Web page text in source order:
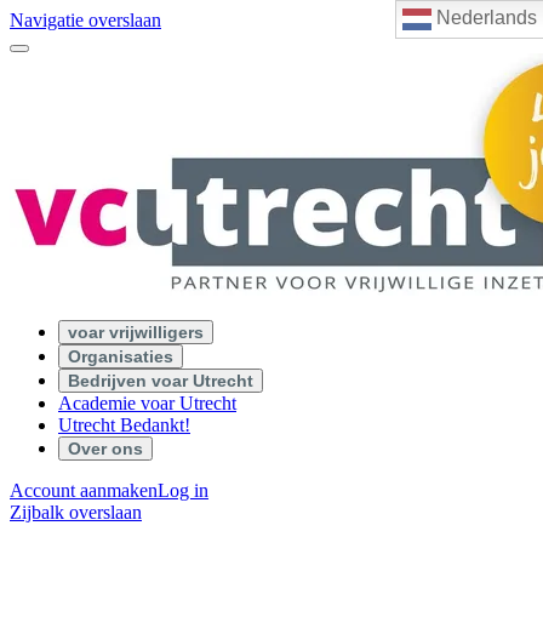
Nederlands
Navigatie overslaan
voar vrijwilligers
Organisaties
Bedrijven voar Utrecht
Academie voar Utrecht
Utrecht Bedankt!
Over ons
Account aanmakenLog in
Zijbalk overslaan